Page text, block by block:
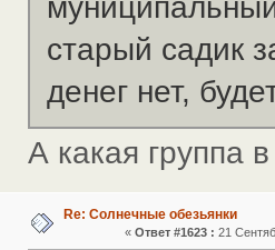
старый садик
денег нет,
А какая группа
Re: Солнечные обезьянки
«Ответ #1623 : 21